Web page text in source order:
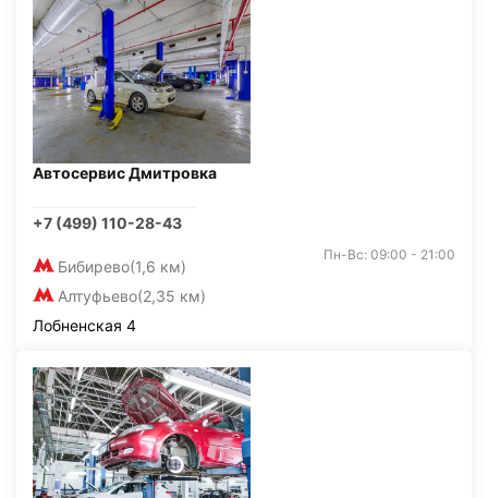
Автосервис Дмитровка
+7 (499) 110-28-43
Бибирево(1,6 км)
Алтуфьево(2,35 км)
Пн-Вс: 09:00 - 21:00
Лобненская 4